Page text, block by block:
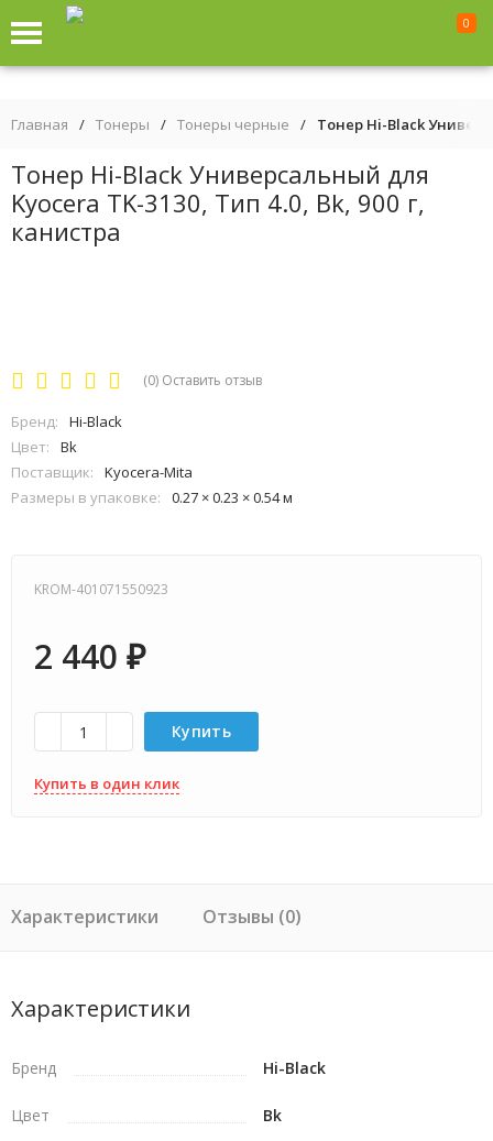
0
Главная / Тонеры / Тонеры черные / Тонер Hi-Black
Тонер Hi-Black Универсальный для
Kyocera TK-3130, Тип 4.0, Bk, 900 г,
канистра
(0) Оставить отзыв
Бренд:
Hi-Black
Цвет:
Bk
Поставщик:
Kyocera-Mita
Размеры в упаковке:
0.27 × 0.23 × 0.54 м
KROM-401071550923
2 440 ₽
Купить
Купить в один клик
Характеристики Отзывы (0)
Характеристики
Бренд Hi-Black
Цвет Bk